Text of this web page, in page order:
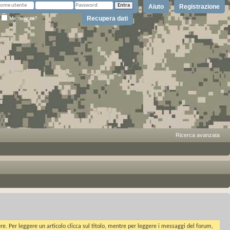
Registrazione
Aiuto
Memorizza? Recupera dati
Ricerca avanzata
Per leggere un articolo clicca sul titolo, mentre per leggere i messaggi del forum,